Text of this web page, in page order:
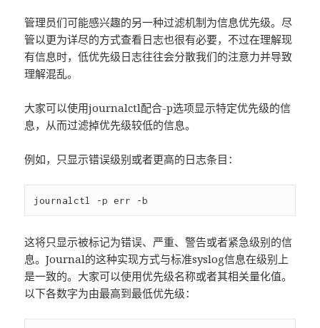
管理员们可能感兴趣的另一种过滤机制为信息优先级。尽
管以更为详尽的方式查看日志也很有必要，不过在理解现
有信息时，低优先级日志往往会分散我们的注意力并导致
理解混乱。
大家可以使用journalctl配合-p选项显示特定优先级的信
息，从而过滤掉优先级较低的信息。
例如，只显示错误级别或者更高的日志条目：
这将只显示被标记为错误、严重、警告或者紧急级别的信
息。Journal的这种实现方式与标准syslog信息在级别上
是一致的。大家可以使用优先级名称或者其相关量化值。
以下各数字为由最高到最低优先级：